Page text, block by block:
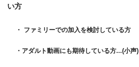
い方
・ ファミリーでの加入を検討している方
・アダルト動画にも期待している方...(小声)